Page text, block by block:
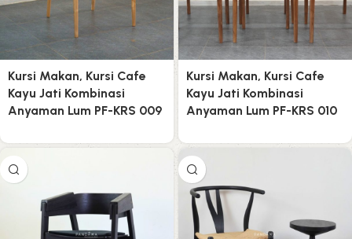
Kursi Makan, Kursi Cafe
Kayu Jati Kombinasi
Anyaman Lum PF-KRS 009
Kursi Makan, Kursi Cafe
Kayu Jati Kombinasi
Anyaman Lum PF-KRS 010